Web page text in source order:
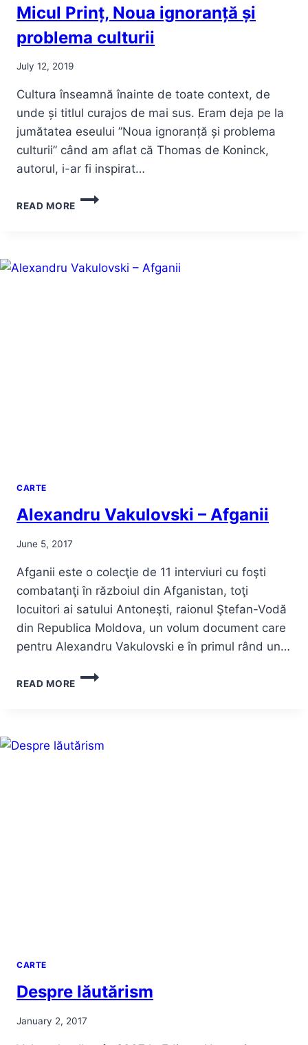
Micul Prinț, Noua ignoranță și
problema culturii
July 12, 2019
Cultura înseamnă înainte de toate context, de
unde și titlul curajos de mai sus. Eram deja pe la
jumătatea eseului ”Noua ignoranță și problema
culturii” când am aflat că Thomas de Koninck,
autorul, i-ar fi inspirat…
READ MORE
MICUL
PROBLEMA
CARTE
Alexandru Vakulovski – Afganii
June 5, 2017
Afganii este o colecţie de 11 interviuri cu foşti
combatanţi în războiul din Afganistan, toţi
locuitori ai satului Antoneşti, raionul Ştefan-Vodă
din Republica Moldova, un volum document care
pentru Alexandru Vakulovski e în primul rând un…
READ MORE
ALEXANDRU
CARTE
Despre lăutărism
January 2, 2017